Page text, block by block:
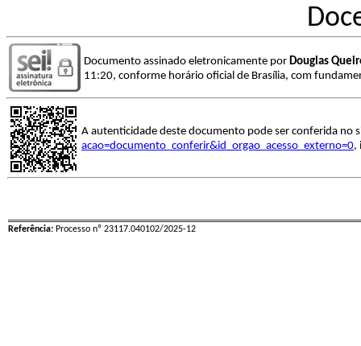
Documento assinado eletronicamente por Douglas
11:20, conforme horário oficial de Brasília, com
A autenticidade deste documento pode ser conferida no
acao=documento_conferir&id_orgao_acesso_externo=0,
Referência: Processo nº 23117.040102/2025-12